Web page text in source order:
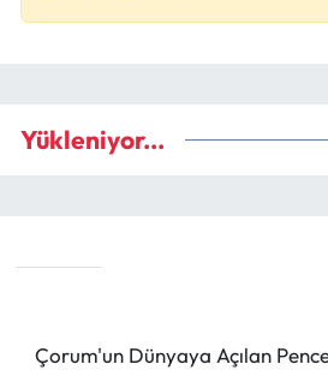
Yükleniyor...
Çorum'un Dünyaya Açılan